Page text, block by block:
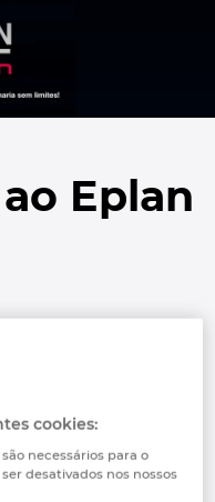
Eplan
e a
no
cookies:
necessários para o
desativados nos nossos